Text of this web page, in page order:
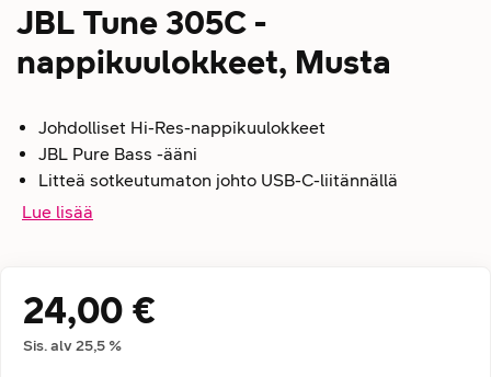
JBL Tune 305C -
nappikuulokkeet, Musta
Johdolliset Hi-Res-nappikuulokkeet
JBL Pure Bass -ääni
Litteä sotkeutumaton johto USB-C-liitännällä
Lue lisää
Hintatiedot
24,00 €
Sis. alv25,5 %